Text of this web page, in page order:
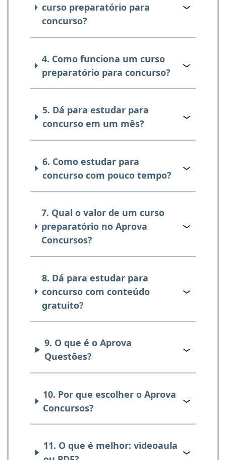
curso preparatório para
concurso?
4. Como funciona um curso
preparatório para concurso?
5. Dá para estudar para
concurso em um mês?
6. Como estudar para
concurso com pouco tempo?
7. Qual o valor de um curso
preparatório no Aprova
Concursos?
8. Dá para estudar para
concurso com conteúdo
gratuito?
9. O que é o Aprova
Questões?
10. Por que escolher o Aprova
Concursos?
11. O que é melhor: videoaula